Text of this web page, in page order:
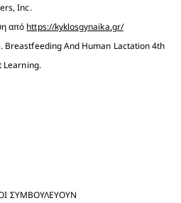
Inc.
από https://kyklosgynaika.gr/
Breastfeeding And Human Lactation 4th
Learning.
ΣΥΜΒΟΥΛΕΎΟΥΝ